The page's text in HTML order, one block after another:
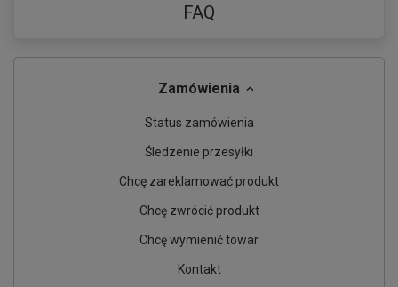
FAQ
Zamówienia
Status zamówienia
Śledzenie przesyłki
Chcę zareklamować produkt
Chcę zwrócić produkt
Chcę wymienić towar
Kontakt